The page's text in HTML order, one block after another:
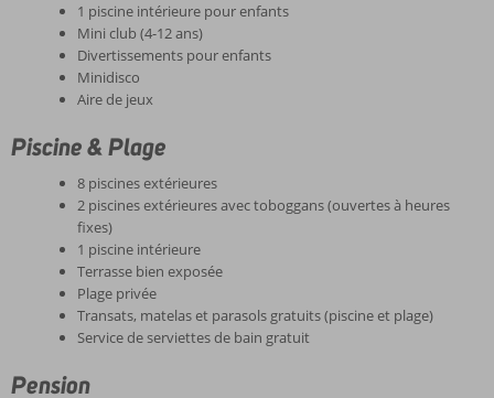
1 piscine intérieure pour enfants
Mini club (4-12 ans)
Divertissements pour enfants
Minidisco
Aire de jeux
Piscine & Plage
8 piscines extérieures
2 piscines extérieures avec toboggans (ouvertes à heures
fixes)
1 piscine intérieure
Terrasse bien exposée
Plage privée
Transats, matelas et parasols gratuits (piscine et plage)
Service de serviettes de bain gratuit
Pension